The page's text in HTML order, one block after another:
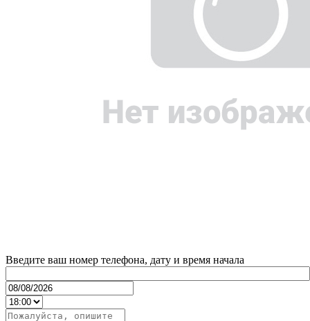
Введите ваш номер телефона, дату и время начала